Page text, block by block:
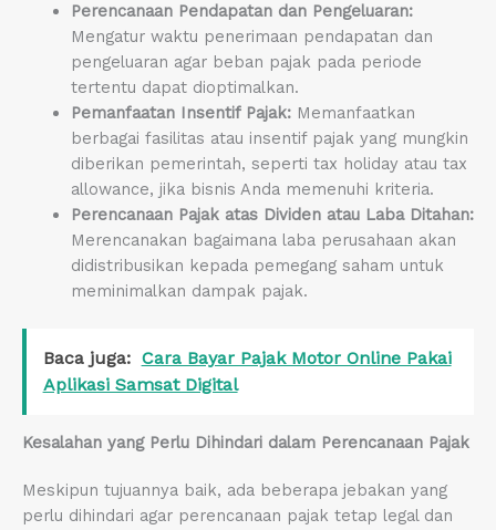
Perencanaan Pendapatan dan Pengeluaran:
Mengatur waktu penerimaan pendapatan dan
pengeluaran agar beban pajak pada periode
tertentu dapat dioptimalkan.
Pemanfaatan Insentif Pajak:Memanfaatkan
berbagai fasilitas atau insentif pajak yang mungkin
diberikan pemerintah, seperti tax holiday atau tax
allowance, jika bisnis Anda memenuhi kriteria.
Perencanaan Pajak atas Dividen atau Laba Ditahan:
Merencanakan bagaimana laba perusahaan akan
didistribusikan kepada pemegang saham untuk
meminimalkan dampak pajak.
Baca juga: Cara Bayar Pajak Motor Online Pakai
Aplikasi Samsat Digital
Kesalahan yang Perlu Dihindari dalam Perencanaan Pajak
Meskipun tujuannya baik, ada beberapa jebakan yang
perlu dihindari agar perencanaan pajak tetap legal dan